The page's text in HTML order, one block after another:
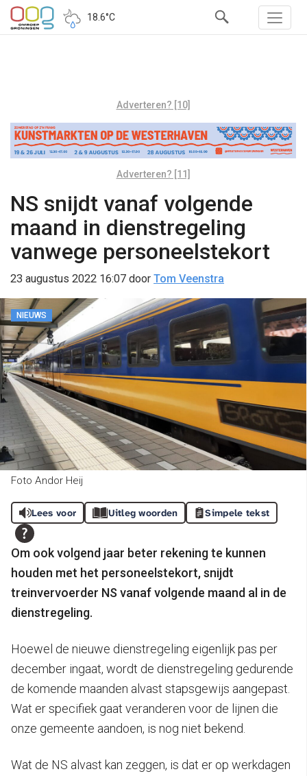
18.6°C
Adverteren? [10]
Adverteren? [11]
NS snijdt vanaf volgende
maand in dienstregeling
vanwege personeelstekort
23 augustus 2022 16:07 door Tom Veenstra
NIEUWS
Foto Andor Heij
Lees voor Uitleg woorden Simpele tekst
Om ook volgend jaar beter rekening te kunnen
houden met het personeelstekort, snijdt
treinvervoerder NS vanaf volgende maand al in de
dienstregeling.
Hoewel de nieuwe dienstregeling eigenlijk pas per
december ingaat, wordt de dienstregeling gedurende
de komende maanden alvast stapsgewijs aangepast.
Wat er specifiek gaat veranderen voor de lijnen die
onze gemeente aandoen, is nog niet bekend.
Wat de NS alvast kan zeggen, is dat er op werkdagen